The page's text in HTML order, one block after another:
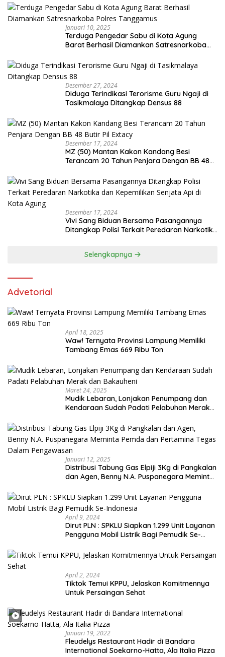
Januari 10, 2025
Terduga Pengedar Sabu di Kota Agung
Barat Berhasil Diamankan Satresnarkoba
Desember 27, 2024
Diduga Terindikasi Terorisme Guru Ngaji di
Tasikmalaya Ditangkap Densus 88
Desember 17, 2024
MZ (50) Mantan Kakon Kandang Besi
Terancam 20 Tahun Penjara Dengan BB 48
Desember 17, 2024
Vivi Sang Biduan Bersama Pasangannya
Ditangkap Polisi Terkait Peredaran Narkotika
Selengkapnya
Advetorial
April 18, 2025
Waw! Ternyata Provinsi Lampung Memiliki
Tambang Emas 669 Ribu Ton
Maret 24, 2025
Mudik Lebaran, Lonjakan Penumpang dan
Kendaraan Sudah Padati Pelabuhan Merak
Januari 12, 2025
Distribusi Tabung Gas Elpiji 3Kg di Pangkalan
dan Agen, Benny N.A. Puspanegara Meminta
Pengawasan
April 9, 2024
Dirut PLN : SPKLU Siapkan 1.299 Unit Layanan
Pengguna Mobil Listrik Bagi Pemudik Se-
April 2, 2024
Tiktok Temui KPPU, Jelaskan Komitmennya
Untuk Persaingan Sehat
Januari 19, 2022
Fleudelys Restaurant Hadir di Bandara
International Soekarno-Hatta, Ala Italia Pizza